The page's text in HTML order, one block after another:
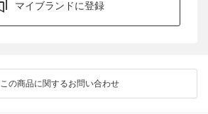
マイブランドに登録
この商品に関するお問い合わせ